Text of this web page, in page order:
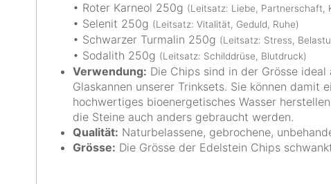
• Roter Karneol 250g (Leitsatz: Liebe, Partnerschaft,
• Selenit 250g (Leitsatz: Vitalität, Geduld, Ruhe)
• Schwarzer Turmalin 250g (Leitsatz: Stress,
• Sodalith 250g (Leitsatz: Schilddrüse, Blutdruck)
Verwendung: Die Chips sind in der Grösse
Glaskannen unserer Trinksets. Sie können damit
hochwertiges bioenergetisches Wasser
die Steine auch anders gebraucht werden.
Qualität: Naturbelassene, gebrochene,
Grösse: Die Grösse der Edelstein Chips